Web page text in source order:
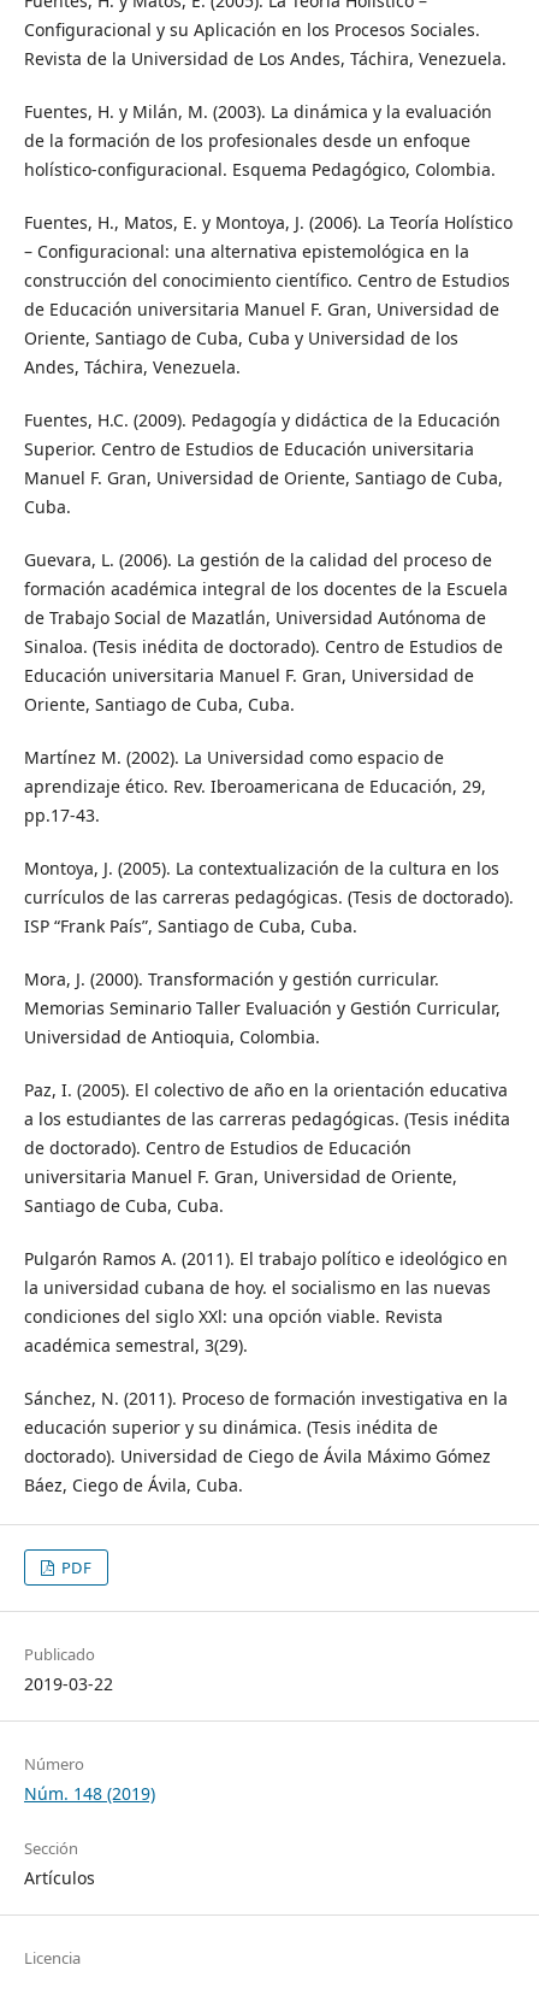
Configuracional y su Aplicación en los Procesos Sociales.
Revista de la Universidad de Los Andes, Táchira, Venezuela.
Fuentes, H. y Milán, M. (2003). La dinámica y la evaluación
de la formación de los profesionales desde un enfoque
holístico-configuracional. Esquema Pedagógico, Colombia.
Fuentes, H., Matos, E. y Montoya, J. (2006). La Teoría Holístico
– Configuracional: una alternativa epistemológica en la
construcción del conocimiento científico. Centro de Estudios
de Educación universitaria Manuel F. Gran, Universidad de
Oriente, Santiago de Cuba, Cuba y Universidad de los
Andes, Táchira, Venezuela.
Fuentes, H.C. (2009). Pedagogía y didáctica de la Educación
Superior. Centro de Estudios de Educación universitaria
Manuel F. Gran, Universidad de Oriente, Santiago de Cuba,
Cuba.
Guevara, L. (2006). La gestión de la calidad del proceso de
formación académica integral de los docentes de la Escuela
de Trabajo Social de Mazatlán, Universidad Autónoma de
Sinaloa. (Tesis inédita de doctorado). Centro de Estudios de
Educación universitaria Manuel F. Gran, Universidad de
Oriente, Santiago de Cuba, Cuba.
Martínez M. (2002). La Universidad como espacio de
aprendizaje ético. Rev. Iberoamericana de Educación, 29,
pp.17-43.
Montoya, J. (2005). La contextualización de la cultura en los
currículos de las carreras pedagógicas. (Tesis de doctorado).
ISP “Frank País”, Santiago de Cuba, Cuba.
Mora, J. (2000). Transformación y gestión curricular.
Memorias Seminario Taller Evaluación y Gestión Curricular,
Universidad de Antioquia, Colombia.
Paz, I. (2005). El colectivo de año en la orientación educativa
a los estudiantes de las carreras pedagógicas. (Tesis inédita
de doctorado). Centro de Estudios de Educación
universitaria Manuel F. Gran, Universidad de Oriente,
Santiago de Cuba, Cuba.
Pulgarón Ramos A. (2011). El trabajo político e ideológico en
la universidad cubana de hoy. el socialismo en las nuevas
condiciones del siglo XXl: una opción viable. Revista
académica semestral, 3(29).
Sánchez, N. (2011). Proceso de formación investigativa en la
educación superior y su dinámica. (Tesis inédita de
doctorado). Universidad de Ciego de Ávila Máximo Gómez
Báez, Ciego de Ávila, Cuba.
PDF
Publicado
2019-03-22
Número
Núm. 148 (2019)
Sección
Artículos
Licencia